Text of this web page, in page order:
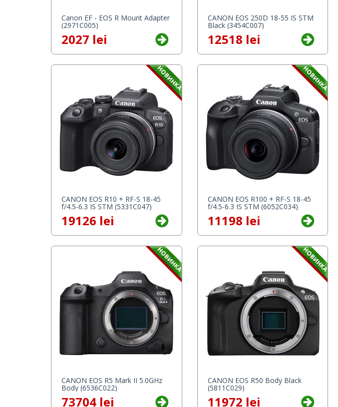
Canon EF - EOS R Mount Adapter
(2971C005)
2027 lei
CANON EOS 250D 18-55 IS STM
Black (3454C007)
12518 lei
CANON EOS R10 + RF-S 18-45
f/4.5-6.3 IS STM (5331C047)
19126 lei
CANON EOS R100 + RF-S 18-45
f/4.5-6.3 IS STM (6052C034)
11198 lei
CANON EOS R5 Mark II 5.0GHz
Body (6536C022)
73704 lei
CANON EOS R50 Body Black
(5811C029)
11972 lei